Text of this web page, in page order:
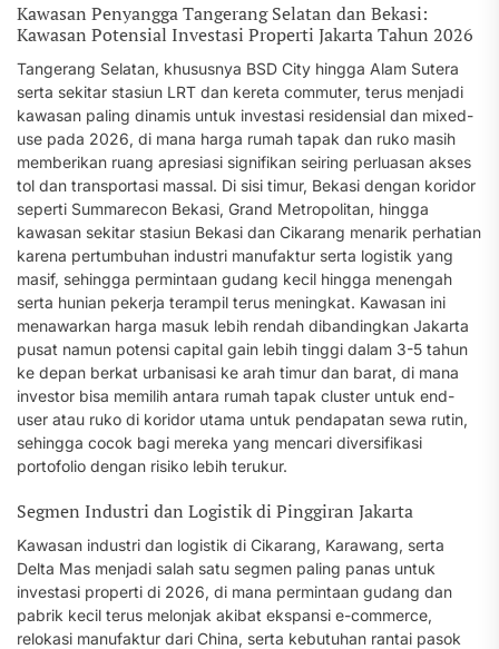
Kawasan Penyangga Tangerang Selatan dan Bekasi:
Kawasan Potensial Investasi Properti Jakarta Tahun 2026
Tangerang Selatan, khususnya BSD City hingga Alam Sutera
serta sekitar stasiun LRT dan kereta commuter, terus menjadi
kawasan paling dinamis untuk investasi residensial dan mixed-
use pada 2026, di mana harga rumah tapak dan ruko masih
memberikan ruang apresiasi signifikan seiring perluasan akses
tol dan transportasi massal. Di sisi timur, Bekasi dengan koridor
seperti Summarecon Bekasi, Grand Metropolitan, hingga
kawasan sekitar stasiun Bekasi dan Cikarang menarik perhatian
karena pertumbuhan industri manufaktur serta logistik yang
masif, sehingga permintaan gudang kecil hingga menengah
serta hunian pekerja terampil terus meningkat. Kawasan ini
menawarkan harga masuk lebih rendah dibandingkan Jakarta
pusat namun potensi capital gain lebih tinggi dalam 3-5 tahun
ke depan berkat urbanisasi ke arah timur dan barat, di mana
investor bisa memilih antara rumah tapak cluster untuk end-
user atau ruko di koridor utama untuk pendapatan sewa rutin,
sehingga cocok bagi mereka yang mencari diversifikasi
portofolio dengan risiko lebih terukur.
Segmen Industri dan Logistik di Pinggiran Jakarta
Kawasan industri dan logistik di Cikarang, Karawang, serta
Delta Mas menjadi salah satu segmen paling panas untuk
investasi properti di 2026, di mana permintaan gudang dan
pabrik kecil terus melonjak akibat ekspansi e-commerce,
relokasi manufaktur dari China, serta kebutuhan rantai pasok